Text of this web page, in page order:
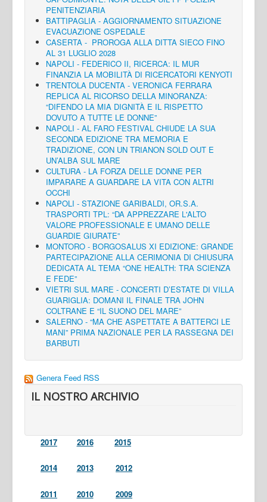
PENITENZIARIA
BATTIPAGLIA - AGGIORNAMENTO SITUAZIONE
EVACUAZIONE OSPEDALE
CASERTA - PROROGA ALLA DITTA SIECO FINO
AL 31 LUGLIO 2028
NAPOLI - FEDERICO II, RICERCA: IL MUR
FINANZIA LA MOBILITÀ DI RICERCATORI KENYOTI
TRENTOLA DUCENTA - VERONICA FERRARA
REPLICA AL RICORSO DELLA MINORANZA:
“DIFENDO LA MIA DIGNITÀ E IL RISPETTO
DOVUTO A TUTTE LE DONNE”
NAPOLI - AL FARO FESTIVAL CHIUDE LA SUA
SECONDA EDIZIONE TRA MEMORIA E
TRADIZIONE, CON UN TRIANON SOLD OUT E
UN’ALBA SUL MARE
CULTURA - LA FORZA DELLE DONNE PER
IMPARARE A GUARDARE LA VITA CON ALTRI
OCCHI
NAPOLI - STAZIONE GARIBALDI, OR.S.A.
TRASPORTI TPL: “DA APPREZZARE L'ALTO
VALORE PROFESSIONALE E UMANO DELLE
GUARDIE GIURATE”
MONTORO - BORGOSALUS XI EDIZIONE: GRANDE
PARTECIPAZIONE ALLA CERIMONIA DI CHIUSURA
DEDICATA AL TEMA “ONE HEALTH: TRA SCIENZA
E FEDE”
VIETRI SUL MARE - CONCERTI D’ESTATE DI VILLA
GUARIGLIA: DOMANI IL FINALE TRA JOHN
COLTRANE E “IL SUONO DEL MARE”
SALERNO - “MA CHE ASPETTATE A BATTERCI LE
MANI” PRIMA NAZIONALE PER LA RASSEGNA DEI
BARBUTI
Genera Feed RSS
IL NOSTRO ARCHIVIO
2017 2016 2015
2014 2013 2012
2011 2010 2009